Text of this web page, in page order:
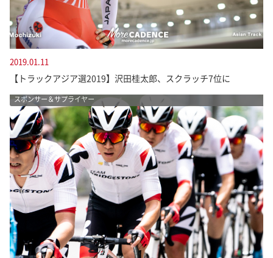
2019.01.11
【トラックアジア選2019】沢田桂太郎、スクラッチ7位に
スポンサー＆サプライヤー